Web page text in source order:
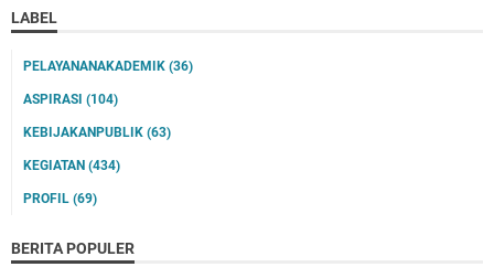
LABEL
PELAYANANAKADEMIK (36)
ASPIRASI (104)
KEBIJAKANPUBLIK (63)
KEGIATAN (434)
PROFIL (69)
BERITA POPULER